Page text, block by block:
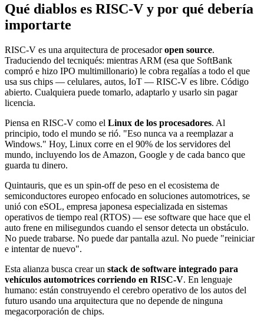
Qué diablos es RISC-V y por qué debería
importarte
RISC-V es una arquitectura de procesadoropen source.
Traduciendo del tecniqués: mientras ARM (esa que SoftBank
compró e hizo IPO multimillonario) le cobra regalías a todo el que
usa sus chips — celulares, autos, IoT — RISC-V es libre. Código
abierto. Cualquiera puede tomarlo, adaptarlo y usarlo sin pagar
licencia.
Piensa en RISC-V como el Linux de los procesadores. Al
principio, todo el mundo se rió. "Eso nunca va a reemplazar a
Windows." Hoy, Linux corre en el 90% de los servidores del
mundo, incluyendo los de Amazon, Google y de cada banco que
guarda tu dinero.
Quintauris, que es un spin-off de peso en el ecosistema de
semiconductores europeo enfocado en soluciones automotrices, se
unió con eSOL, empresa japonesa especializada en sistemas
operativos de tiempo real (RTOS) — ese software que hace que el
auto frene en milisegundos cuando el sensor detecta un obstáculo.
No puede trabarse. No puede dar pantalla azul. No puede "reiniciar
e intentar de nuevo".
Esta alianza busca crear un stack de software integrado para
vehículos automotrices corriendo en RISC-V. En lenguaje
humano: están construyendo el cerebro operativo de los autos del
futuro usando una arquitectura que no depende de ninguna
megacorporación de chips.